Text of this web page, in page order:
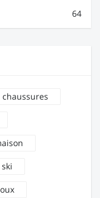
64
chaussures
ski